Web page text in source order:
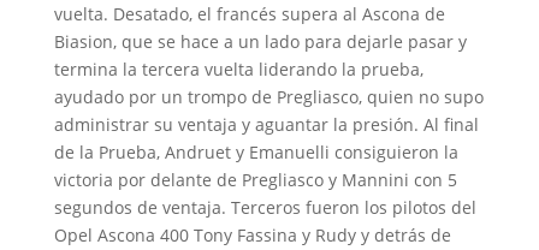
vuelta. Desatado, el francés supera al Ascona de
Biasion, que se hace a un lado para dejarle pasar y
termina la tercera vuelta liderando la prueba,
ayudado por un trompo de Pregliasco, quien no supo
administrar su ventaja y aguantar la presión. Al final
de la Prueba, Andruet y Emanuelli consiguieron la
victoria por delante de Pregliasco y Mannini con 5
segundos de ventaja. Terceros fueron los pilotos del
Opel Ascona 400 Tony Fassina y Rudy y detrás de